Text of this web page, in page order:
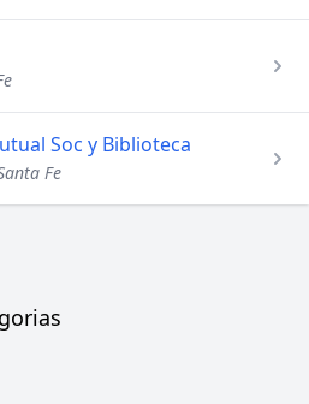
Soc y Biblioteca
Fe